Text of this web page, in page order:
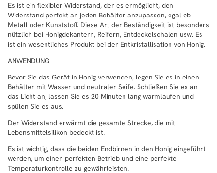
Es ist ein flexibler Widerstand, der es ermöglicht, den
Widerstand perfekt an jeden Behälter anzupassen, egal ob
Metall oder Kunststoff. Diese Art der Beständigkeit ist besonders
nützlich bei Honigdekantern, Reifern, Entdeckelschalen usw. Es
ist ein wesentliches Produkt bei der Entkristallisation von Honig.
ANWENDUNG
Bevor Sie das Gerät in Honig verwenden, legen Sie es in einen
Behälter mit Wasser und neutraler Seife. Schließen Sie es an
das Licht an, lassen Sie es 20 Minuten lang warmlaufen und
spülen Sie es aus.
Der Widerstand erwärmt die gesamte Strecke, die mit
Lebensmittelsilikon bedeckt ist.
Es ist wichtig, dass die beiden Endbirnen in den Honig eingeführt
werden, um einen perfekten Betrieb und eine perfekte
Temperaturkontrolle zu gewährleisten.